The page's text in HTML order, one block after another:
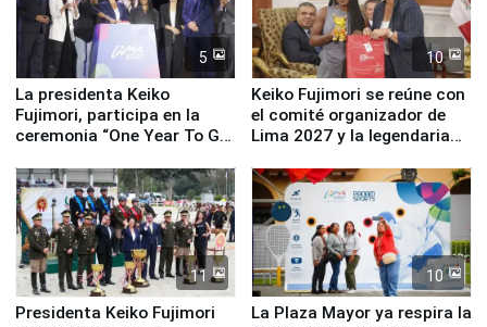
5
La presidenta Keiko
Fujimori, participa en la
ceremonia “One Year To Go
10
Keiko Fujimori se reúne con
el comité organizador de
Lima 2027 y la legendaria
11
Presidenta Keiko Fujimori
10
La Plaza Mayor ya respira la